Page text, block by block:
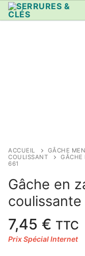
Aller
au
ACCUEIL GÂCHE
COULISSANT
GÂCHE
661
Gâche en
7,45 € TTC